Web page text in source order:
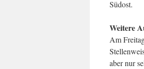
Südost.
Weitere
Am
aber nur